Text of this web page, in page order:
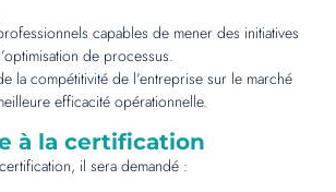
capables de mener des initiatives
de processus.
la compétitivité de l’entreprise sur le marché
efficacité opérationnelle.
à la certification
il sera demandé :